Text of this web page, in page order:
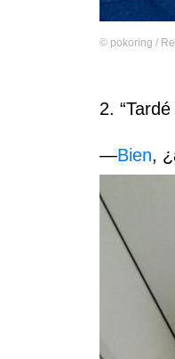
© pokoring /
2.
—Bien,